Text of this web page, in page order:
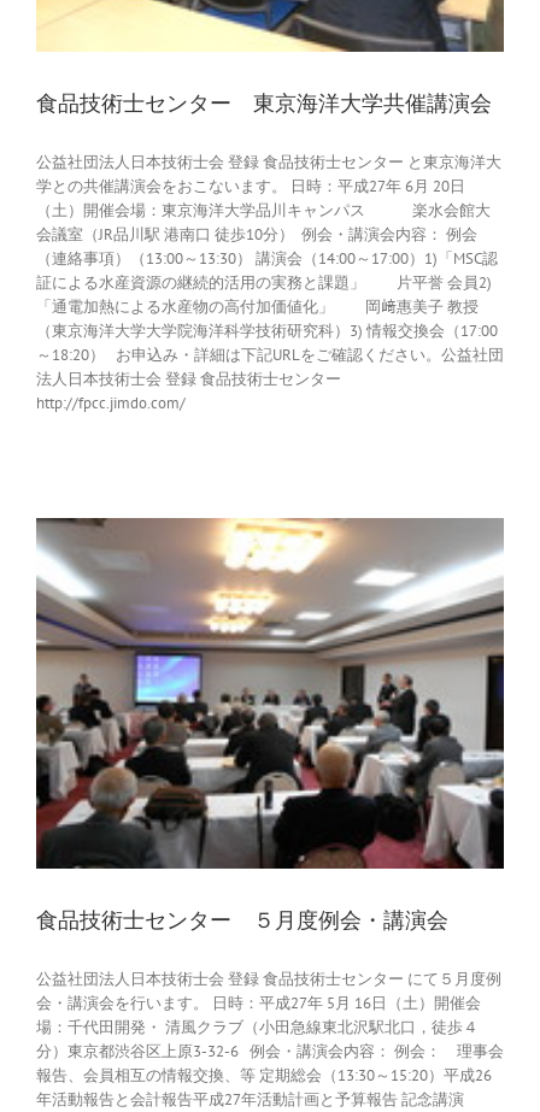
食品技術士センター 東京海洋大学共催講演会
公益社団法人日本技術士会 登録 食品技術士センター と東京海洋大
学との共催講演会をおこないます。 日時：平成27年 6月 20日
（土）開催会場：東京海洋大学品川キャンパス 楽水会館大
会議室（JR品川駅 港南口 徒歩10分） 例会・講演会内容： 例会
（連絡事項）（13:00～13:30） 講演会（14:00～17:00）1)「MSC認
証による水産資源の継続的活用の実務と課題」 片平誉 会員2)
「通電加熱による水産物の高付加価値化」 岡﨑惠美子 教授
（東京海洋大学大学院海洋科学技術研究科）3) 情報交換会（17:00
～18:20） お申込み・詳細は下記URLをご確認ください。公益社団
法人日本技術士会 登録 食品技術士センター
http://fpcc.jimdo.com/
食品技術士センター ５月度例会・講演会
公益社団法人日本技術士会 登録 食品技術士センター にて５月度例
会・講演会を行います。 日時：平成27年 5月 16日（土）開催会
場：千代田開発・ 清風クラブ（小田急線東北沢駅北口，徒歩４
分）東京都渋谷区上原3-32-6 例会・講演会内容： 例会： 理事会
報告、会員相互の情報交換、等 定期総会（13:30～15:20）平成26
年活動報告と会計報告平成27年活動計画と予算報告 記念講演